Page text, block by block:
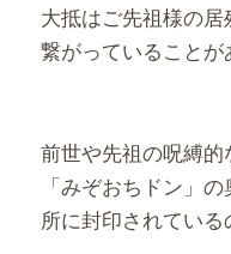
大抵はご先祖様の居
繋がっていることが
前世や先祖の呪縛的
「みぞおちドン」
所に封印されている